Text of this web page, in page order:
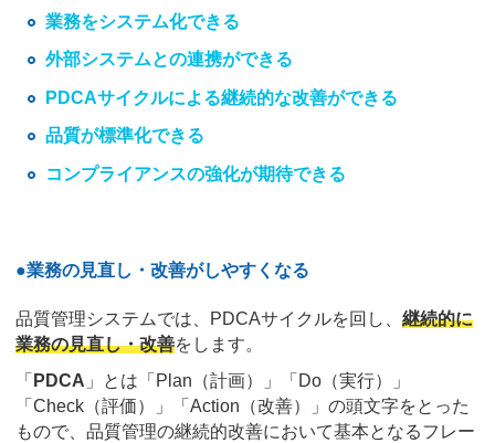
業務をシステム化できる
外部システムとの連携ができる
PDCAサイクルによる継続的な改善ができる
品質が標準化できる
コンプライアンスの強化が期待できる
●業務の見直し・改善がしやすくなる
品質管理システムでは、PDCAサイクルを回し、 継続的に
業務の見直し・改善をします。
「 PDCA 」とは「Plan（計画）」「Do（実行）」
「Check（評価）」「Action（改善）」の頭文字をとった
もので、品質管理の継続的改善において基本となるフレー